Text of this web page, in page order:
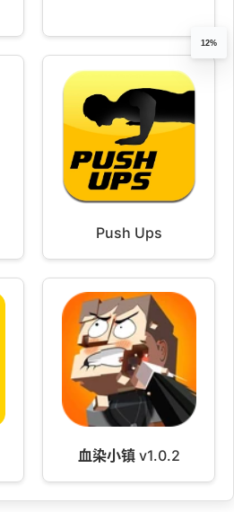
Push Ups
血染小镇 v1.0.2
12%